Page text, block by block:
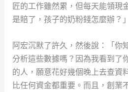
匠的工作雖然累，但每天能領現
是賠了，孩子的奶粉錢怎麼辦？」
阿宏沉默了許久，然後說：「你
分析這些數據嗎？因為我看到了
的人，願意花好幾個晚上去查資
比任何資金都重要。而且，創業